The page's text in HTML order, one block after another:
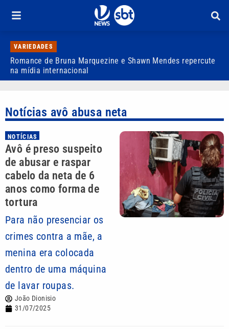
VARIEDADES
Romance de Bruna Marquezine e Shawn Mendes repercute
na mídia internacional
Notícias avô abusa neta
NOTÍCIAS
Avô é preso suspeito
de abusar e raspar
cabelo da neta de 6
anos como forma de
tortura
Para não presenciar os
crimes contra a mãe, a
menina era colocada
dentro de uma máquina
de lavar roupas.
João Dionisio
31/07/2025